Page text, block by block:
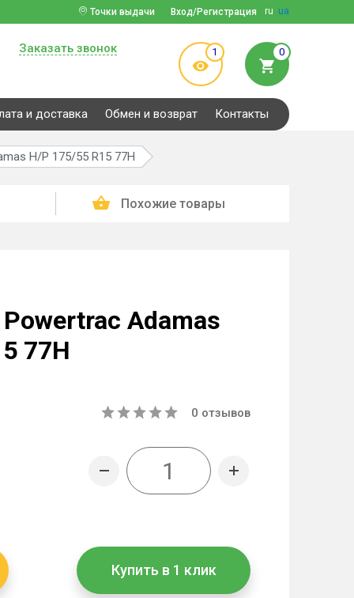
ru ua
Вход/Регистрация
Точки выдачи
Заказать звонок 1 0
и доставка Обмен и возврат Контакты
H/P 175/55 R15 77H
Похожие товары
Adamas
77H
0 отзывов
Купить в 1 клик